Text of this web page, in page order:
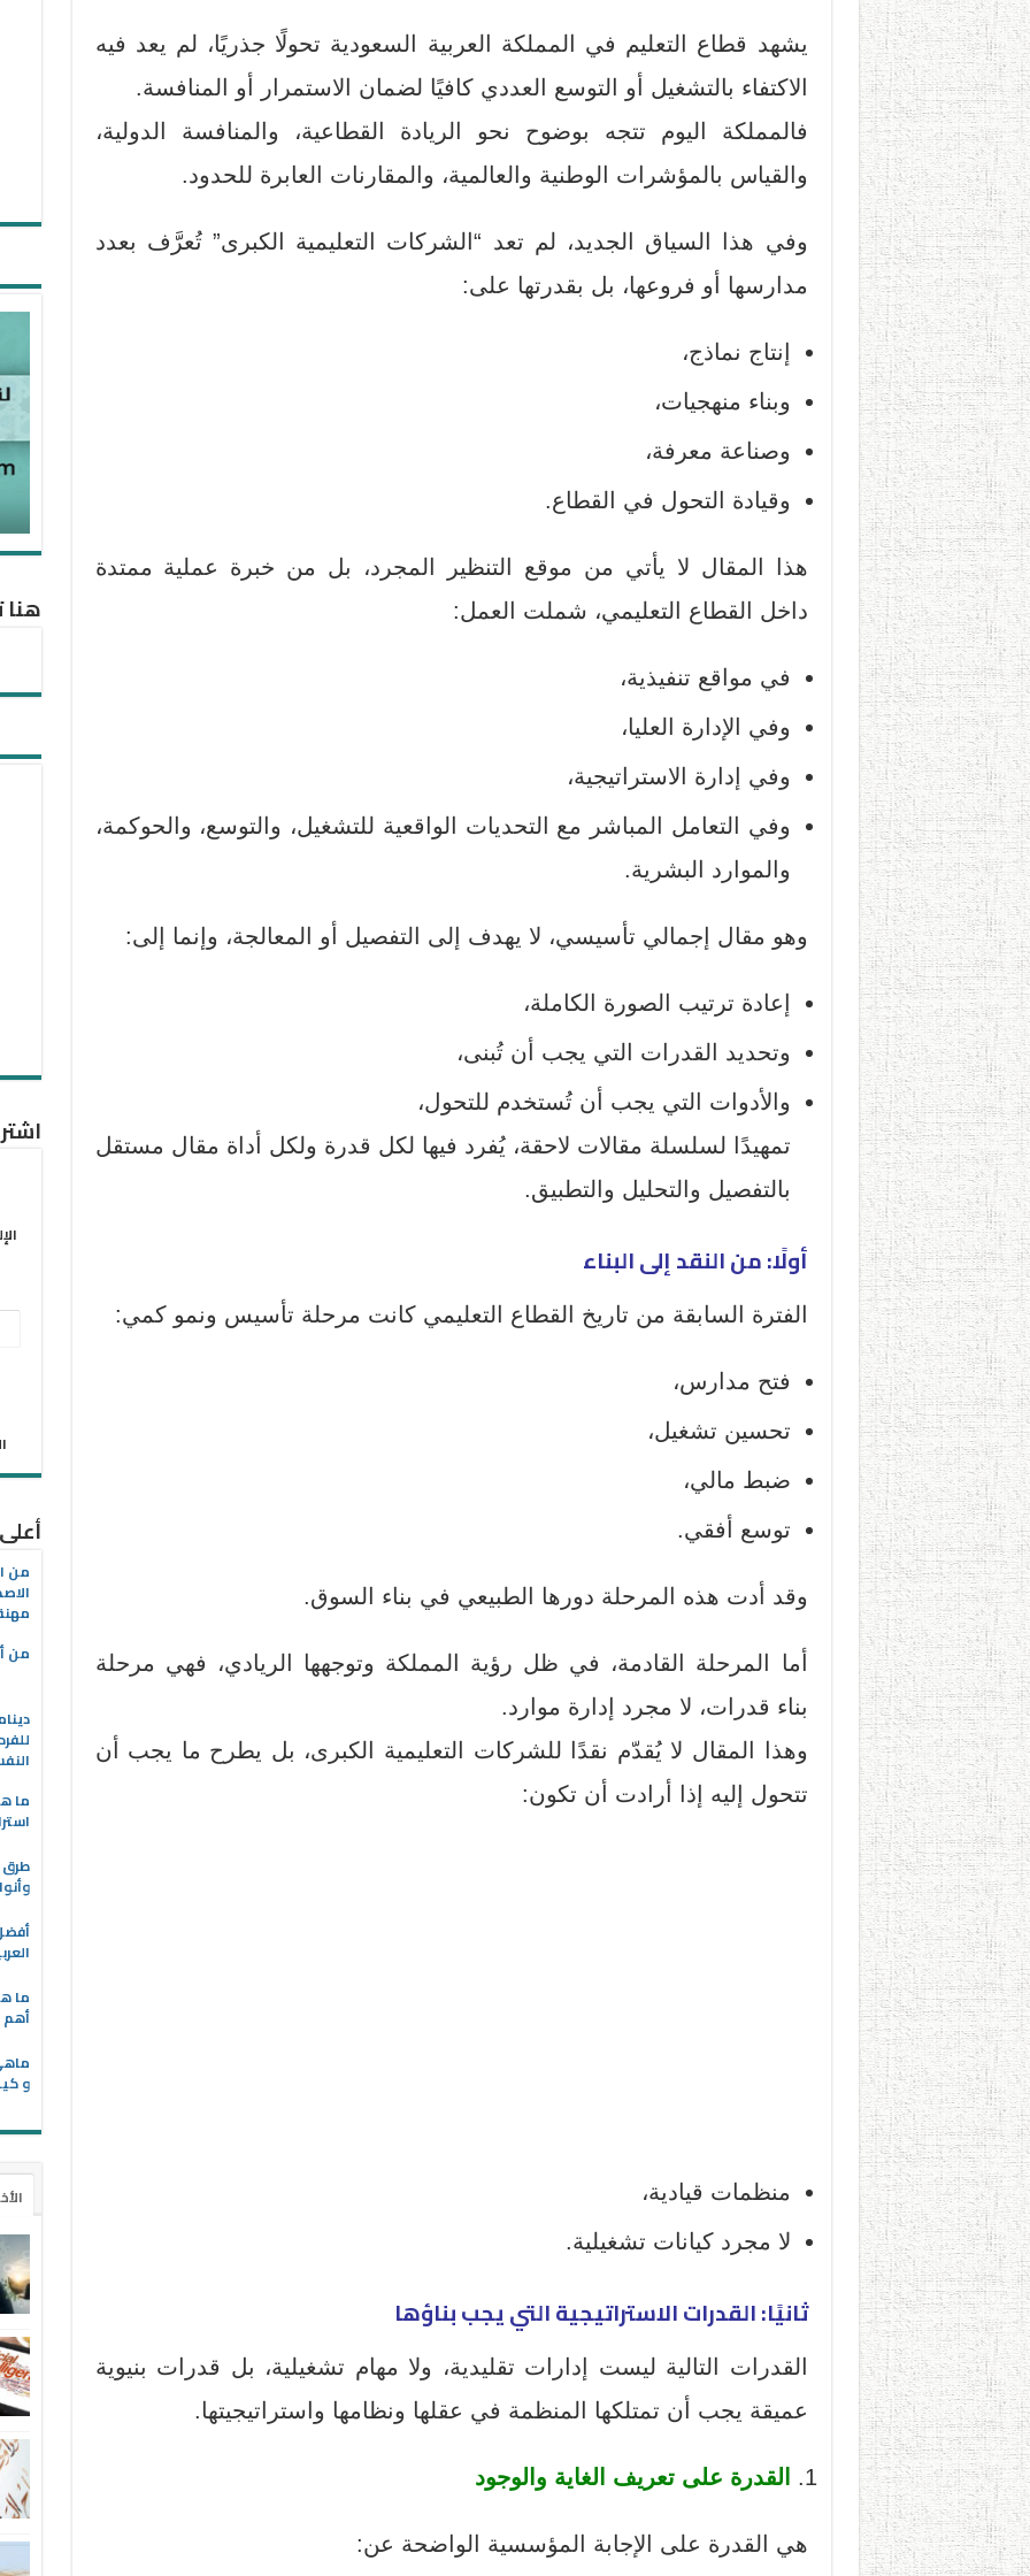
يشهد قطاع التعليم في المملكة العربية السعودية تحولًا جذريًا، لم يعد فيه
الاكتفاء بالتشغيل أو التوسع العددي كافيًا لضمان الاستمرار أو المنافسة.
فالمملكة اليوم تتجه بوضوح نحو
الريادة القطاعية، والمنافسة الدولية،
والقياس بالمؤشرات الوطنية والعالمية، والمقارنات العابرة للحدود.
وفي هذا السياق الجديد، لم تعد “الشركات التعليمية الكبرى” تُعرَّف بعدد
مدارسها أو فروعها، بل بقدرتها على:
إنتاج نماذج،
وبناء منهجيات،
وصناعة معرفة،
وقيادة التحول في القطاع.
هذا المقال لا يأتي من موقع التنظير المجرد، بل من خبرة عملية ممتدة
داخل القطاع التعليمي، شملت العمل:
في مواقع تنفيذية،
وفي الإدارة العليا،
وفي إدارة الاستراتيجية،
وفي التعامل المباشر مع التحديات الواقعية للتشغيل، والتوسع، والحوكمة،
والموارد البشرية.
وهو مقال إجمالي تأسيسي، لا يهدف إلى التفصيل أو المعالجة، وإنما إلى:
إعادة ترتيب الصورة الكاملة،
وتحديد القدرات التي يجب أن تُبنى،
والأدوات التي يجب أن تُستخدم للتحول،
تمهيدًا لسلسلة مقالات لاحقة، يُفرد فيها لكل قدرة ولكل أداة مقال مستقل
بالتفصيل والتحليل والتطبيق.
أولًا: من النقد إلى البناء
الفترة السابقة من تاريخ القطاع التعليمي كانت مرحلة تأسيس ونمو كمي:
فتح مدارس،
تحسين تشغيل،
ضبط مالي،
توسع أفقي.
وقد أدت هذه المرحلة دورها الطبيعي في بناء السوق.
أما المرحلة القادمة، في ظل رؤية المملكة وتوجهها الريادي، فهي مرحلة
بناء قدرات، لا مجرد إدارة موارد.
وهذا المقال لا يُقدّم نقدًا للشركات التعليمية الكبرى، بل يطرح ما يجب أن
تتحول إليه إذا أرادت أن تكون:
منظمات قيادية،
لا مجرد كيانات تشغيلية.
ثانيًا: القدرات الاستراتيجية التي يجب بناؤها
القدرات التالية ليست إدارات تقليدية، ولا مهام تشغيلية، بل قدرات بنيوية
عميقة يجب أن تمتلكها المنظمة في عقلها ونظامها واستراتيجيتها.
القدرة على تعريف الغاية والوجود
هي القدرة على الإجابة المؤسسية الواضحة عن:
هنا
من
من
ما
طرق
ما
أهم
و